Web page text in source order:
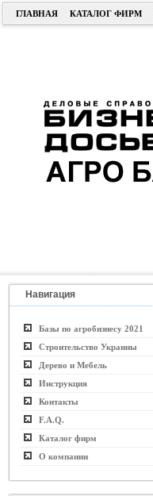
ГЛАВНАЯ КАТАЛОГ ФИРМ
Навигация
Базы по агробизнесу 2021
Строительство Украины
Дерево и Мебель
Инструкция
Контакты
F.A.Q.
Каталог фирм
О компании